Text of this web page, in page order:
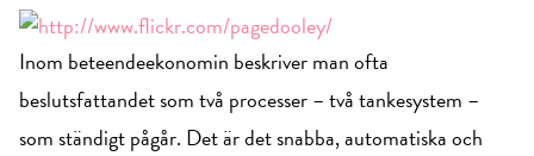
Inom beteendeekonomin beskriver man ofta
beslutsfattandet som två processer – två tankesystem –
som ständigt pågår. Det är det snabba, automatiska och